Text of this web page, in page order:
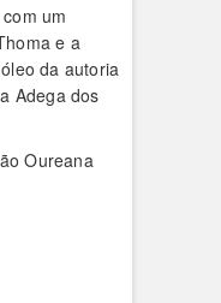
um
e a
da autoria
Adega dos
Oureana